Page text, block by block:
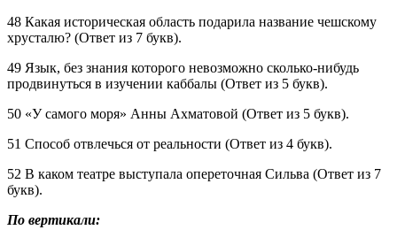
48 Какая историческая область подарила название чешскому
хрусталю? (Ответ из 7 букв).
49 Язык, без знания которого невозможно сколько-нибудь
продвинуться в изучении каббалы (Ответ из 5 букв).
50 «У самого моря» Анны Ахматовой (Ответ из 5 букв).
51 Способ отвлечься от реальности (Ответ из 4 букв).
52 В каком театре выступала опереточная Сильва (Ответ из 7
букв).
По вертикали: